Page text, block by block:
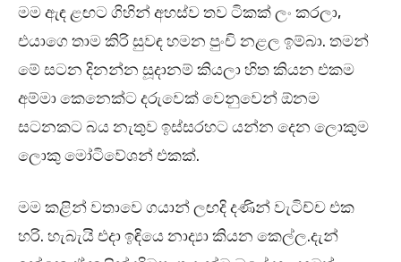
මම ඇඳ ළඟට ගිහින් අහස්ව තව ටිකක් ලං කරලා,
එයාගෙ තාම කිරි සුවඳ හමන පුංචි නළල ඉම්බා. තමන්
මේ සටන දිනන්න සූදානම් කියලා හිත කියන එකම
අම්මා කෙනෙක්ට දරුවෙක් වෙනුවෙන් ඕනම
සටනකට බය නැතුව ඉස්සරහට යන්න දෙන ලොකුම
ලොකු මෝටිවේශන් එකක්.
මම කළින් වතාවෙ ගයාන් ලඟදි දණින් වැටිච්ච එක
හරි. හැබැයි එදා ඉඳියෙ නාද්‍යා කියන කෙල්ල.දැන්